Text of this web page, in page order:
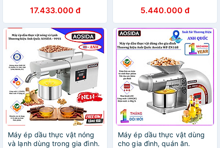
hiệu Mỹ cao cấp Septree -
S9S - HÀNG CHÍNH HÃNG
17.433.000 đ
cao cấp Septree - X3S.
HÀNG CHÍNH HÃNG
5.440.000 đ
Máy ép dầu thực vật nóng
và lạnh dùng trong gia đình.
Máy ép dầu thực vật dùng
cho gia đình, quán ăn.